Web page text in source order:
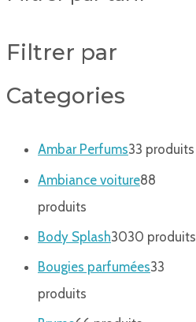
Filtrer par
Categories
Ambar Perfums33 produits
Ambiance voiture88
produits
Body Splash3030 produits
Bougies parfumées33
produits